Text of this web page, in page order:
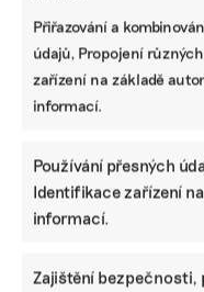
Přiřazování a
údajů, Propojení
zařízení na základě
informací.
Používání přesných
Identifikace zařízení
informací.
Zajištění bezpečnosti,
SDÍLET
FacebookX